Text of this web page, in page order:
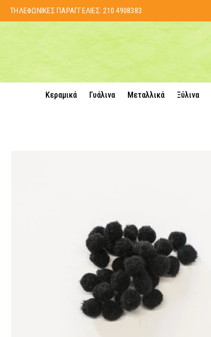
ΤΗΛΕΦΩΝΙΚΕΣ ΠΑΡΑΓΓΕΛΙΕΣ:210 4908383
Κεραμικά Γυάλινα Μεταλλικά Ξύλινα